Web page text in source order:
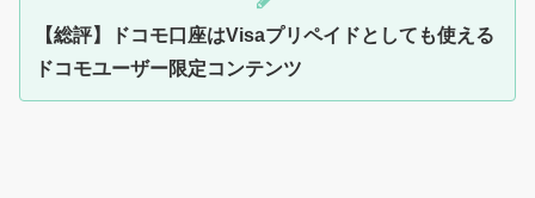
【総評】ドコモ口座はVisaプリペイドとしても使える
ドコモユーザー限定コンテンツ